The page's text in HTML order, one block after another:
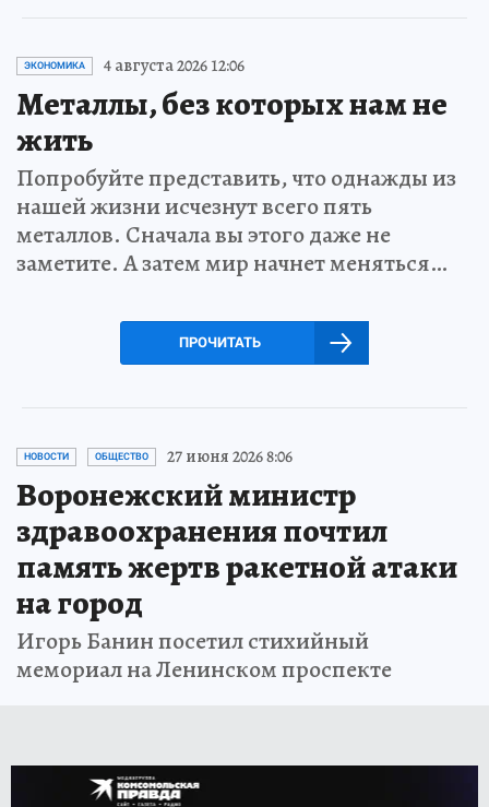
ЭКОНОМИКА 4 августа 2026 12:06
Металлы, без которых нам не
жить
Попробуйте представить, что однажды из
нашей жизни исчезнут всего пять
металлов. Сначала вы этого даже не
заметите. А затем мир начнет меняться…
ПРОЧИТАТЬ
НОВОСТИ ОБЩЕСТВО 27 июня 2026 8:06
Воронежский министр
здравоохранения почтил
память жертв ракетной атаки
на город
Игорь Банин посетил стихийный
мемориал на Ленинском проспекте